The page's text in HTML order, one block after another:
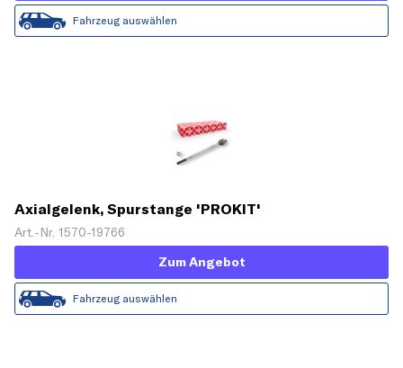
Fahrzeug auswählen
Axialgelenk, Spurstange 'PROKIT'
Art.-Nr. 1570-19766
Zum Angebot
Fahrzeug auswählen